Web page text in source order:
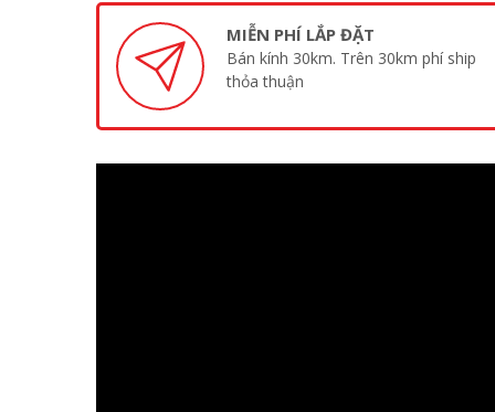
Thiết bị phòng tắm
Khóa Điện Tử
Robot Hút Bụi
Quạt Trần Đèn
Két Sắt Vân Tay
MIỄN PHÍ LẮP ĐẶT
Bán kính 30km. Trên 30km phí ship
thỏa thuận